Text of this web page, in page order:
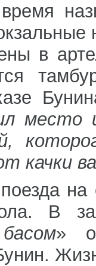
время
в
качки
на
В
»